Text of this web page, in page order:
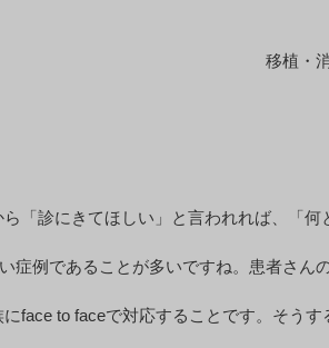
移植・
「診にきてほしい」と言われれば、「何
症例であることが多いですね。患者さん
face to faceで対応することです。そうす